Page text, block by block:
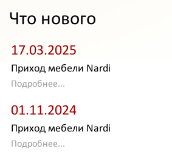
Что нового
17.03.2025
Приход мебели Nardi
Подробнее...
01.11.2024
Приход мебели Nardi
Подробнее...